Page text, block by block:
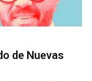
de Nuevas